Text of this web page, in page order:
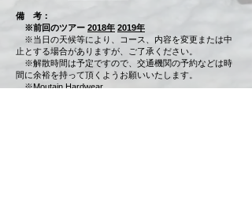
備 考：
​ ※前回のツアー 2018年 2019年
※当日の天候等により、コース、内容を変更または中
止とする場合がありますが、ご了承ください。
※解散時間は予定ですので、交通機関の予約などは時
間に余裕を持って頂くようお願いいたします。
※Moutain Hardwear